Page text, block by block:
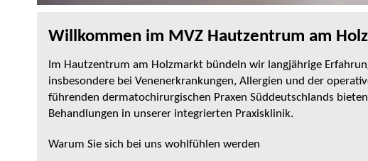
Willkommen im MVZ Hautzentrum am
Im Hautzentrum am Holzmarkt bündeln wir langjährige
insbesondere bei Venenerkrankungen, Allergien und der
führenden dermatochirurgischen Praxen Süddeutschlands
Behandlungen in unserer integrierten Praxisklinik.
Warum Sie sich bei uns wohlfühlen werden